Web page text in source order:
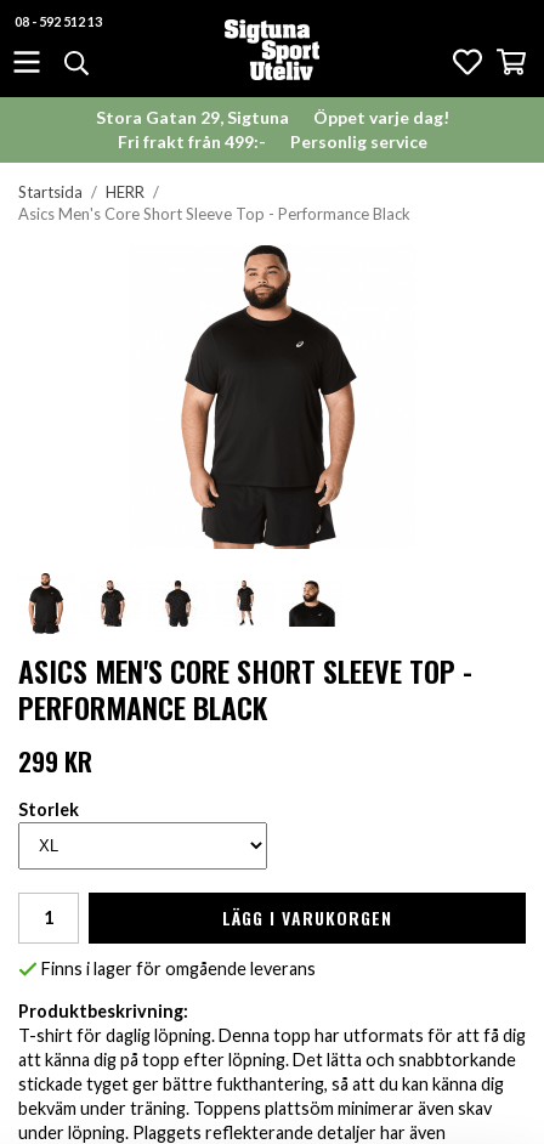
08 - 592 512 13
Stora Gatan 29, Sigtuna
Öppet varje dag!
Fri frakt från 499:-
Personlig service
Startsida / HERR /
Asics Men's Core Short Sleeve Top - Performance Black
ASICS MEN'S CORE SHORT SLEEVE TOP -
PERFORMANCE BLACK
299 KR
Storlek
LÄGG I VARUKORGEN
Finns i lager för omgående leverans
Produktbeskrivning:
T-shirt för daglig löpning. Denna topp har utformats för att få dig
att känna dig på topp efter löpning. Det lätta och snabbtorkande
stickade tyget ger bättre fukthantering, så att du kan känna dig
bekväm under träning. Toppens plattsöm minimerar även skav
under löpning. Plaggets reflekterande detaljer har även